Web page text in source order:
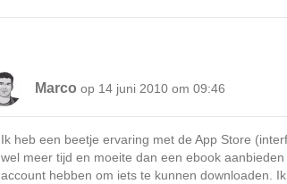
Marco op 14 juni 2010 om 09:46
Ik heb een beetje ervaring met de App Store
wel meer tijd en moeite dan een ebook
account hebben om iets te kunnen downloaden.